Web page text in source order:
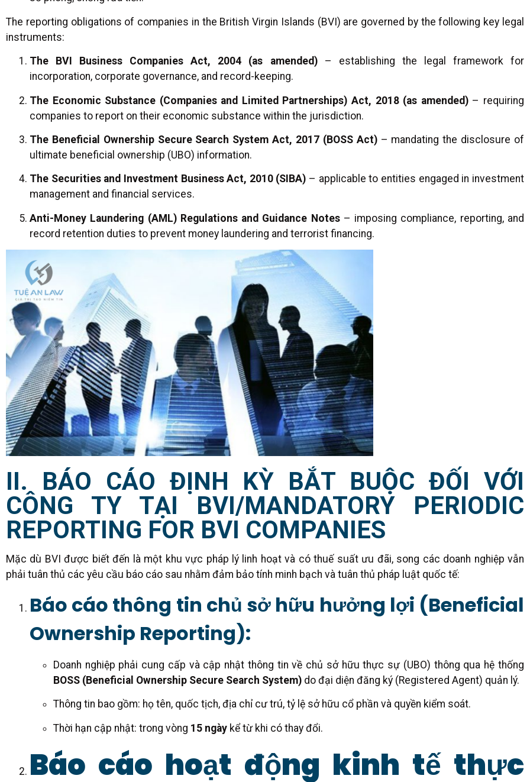
The reporting obligations of companies in the British Virgin Islands (BVI) are governed by the following key legal
instruments:
The BVI Business Companies Act, 2004 (as amended)– establishing the legal framework for
incorporation, corporate governance, and record-keeping.
The Economic Substance (Companies and Limited Partnerships) Act, 2018 (as amended)– requiring
companies to report on their economic substance within the jurisdiction.
The Beneficial Ownership Secure Search System Act, 2017 (BOSS Act)– mandating the disclosure of
ultimate beneficial ownership (UBO) information.
The Securities and Investment Business Act, 2010 (SIBA) – applicable to entities engaged in investment
management and financial services.
Anti-Money Laundering (AML) Regulations and Guidance Notes– imposing compliance, reporting, and
record retention duties to prevent money laundering and terrorist financing.
II. BÁO CÁO ĐỊNH KỲ BẮT BUỘC ĐỐI VỚI
CÔNG TY TẠI BVI/MANDATORY PERIODIC
REPORTING FOR BVI COMPANIES
Mặc dù BVI được biết đến là một khu vực pháp lý linh hoạt và có thuế suất ưu đãi, song các doanh nghiệp vẫn
phải tuân thủ các yêu cầu báo cáo sau nhằm đảm bảo tính minh bạch và tuân thủ pháp luật quốc tế:
Báo cáo thông tin chủ sở hữu hưởng lợi (Beneficial
Ownership Reporting):
Doanh nghiệp phải cung cấp và cập nhật thông tin về chủ sở hữu thực sự (UBO) thông qua hệ thống
BOSS (Beneficial Ownership Secure Search System) do đại diện đăng ký (Registered Agent) quản lý.
Thông tin bao gồm: họ tên, quốc tịch, địa chỉ cư trú, tỷ lệ sở hữu cổ phần và quyền kiểm soát.
Thời hạn cập nhật: trong vòng 15 ngày kể từ khi có thay đổi.
Báo cáo hoạt động kinh tế thực